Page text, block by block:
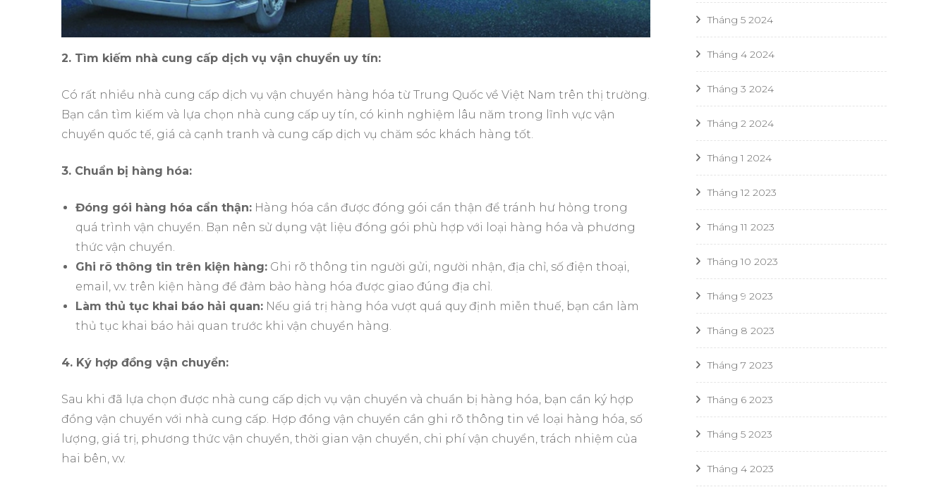
2. Tìm kiếm nhà cung cấp dịch vụ vận chuyển uy tín:
Có rất nhiều nhà cung cấp dịch vụ vận chuyển hàng hóa từ Trung Quốc về Việt Nam trên thị trường.
Bạn cần tìm kiếm và lựa chọn nhà cung cấp uy tín, có kinh nghiệm lâu năm trong lĩnh vực vận
chuyển quốc tế, giá cả cạnh tranh và cung cấp dịch vụ chăm sóc khách hàng tốt.
3. Chuẩn bị hàng hóa:
Đóng gói hàng hóa cẩn thận: Hàng hóa cần được đóng gói cẩn thận để tránh hư hỏng trong
quá trình vận chuyển. Bạn nên sử dụng vật liệu đóng gói phù hợp với loại hàng hóa và phương
thức vận chuyển.
Ghi rõ thông tin trên kiện hàng: Ghi rõ thông tin người gửi, người nhận, địa chỉ, số điện thoại,
email, v.v. trên kiện hàng để đảm bảo hàng hóa được giao đúng địa chỉ.
Làm thủ tục khai báo hải quan: Nếu giá trị hàng hóa vượt quá quy định miễn thuế, bạn cần làm
thủ tục khai báo hải quan trước khi vận chuyển hàng.
4. Ký hợp đồng vận chuyển:
Sau khi đã lựa chọn được nhà cung cấp dịch vụ vận chuyển và chuẩn bị hàng hóa, bạn cần ký hợp
đồng vận chuyển với nhà cung cấp. Hợp đồng vận chuyển cần ghi rõ thông tin về loại hàng hóa, số
lượng, giá trị, phương thức vận chuyển, thời gian vận chuyển, chi phí vận chuyển, trách nhiệm của
hai bên, v.v.
Tháng 5 2024
Tháng 4 2024
Tháng 3 2024
Tháng 2 2024
Tháng 1 2024
Tháng 12 2023
Tháng 11 2023
Tháng 10 2023
Tháng 9 2023
Tháng 8 2023
Tháng 7 2023
Tháng 6 2023
Tháng 5 2023
Tháng 4 2023